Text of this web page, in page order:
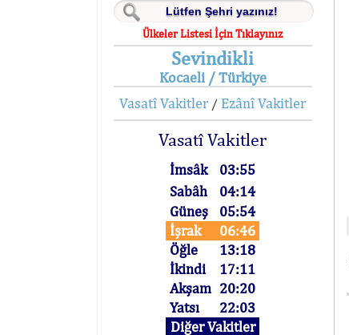
Ülkeler Listesi İçin Tıklayınız
Sevindikli
Kocaeli / Türkiye
Vasatî Vakitler/ Ezânî Vakitler
Vasatî Vakitler
İmsâk
03:55
Sabâh
04:14
Güneş
05:54
İşrak
06:46
Öğle
13:18
İkindi
17:11
Akşam 20:20
Yatsı
22:03
Diğer Vakitler